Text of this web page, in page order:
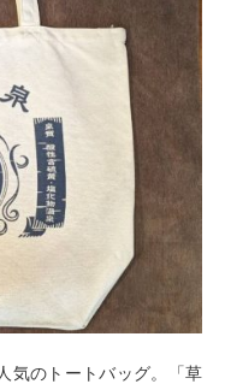
気のトートバッグ。「草